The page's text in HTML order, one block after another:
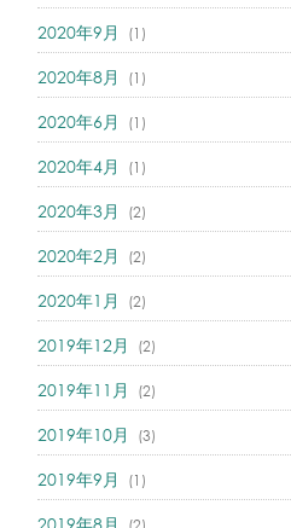
2020年9月 (1)
2020年8月 (1)
2020年6月 (1)
2020年4月 (1)
2020年3月 (2)
2020年2月 (2)
2020年1月 (2)
2019年12月 (2)
2019年11月 (2)
2019年10月 (3)
2019年9月 (1)